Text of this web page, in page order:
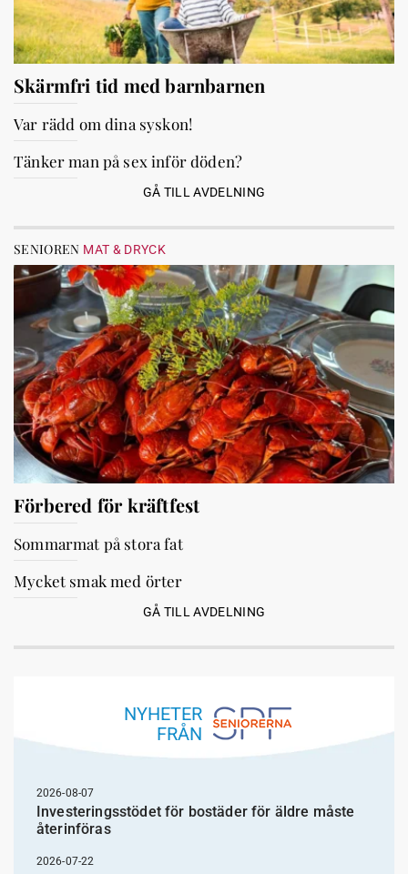
Skärmfri tid med barnbarnen
Var rädd om dina syskon!
Tänker man på sex inför döden?
GÅ TILL AVDELNING
SENIOREN MAT & DRYCK
Förbered för kräftfest
Sommarmat på stora fat
Mycket smak med örter
GÅ TILL AVDELNING
NYHETER
FRÅN
2026-08-07
Investeringsstödet för bostäder för äldre måste
återinföras
2026-07-22